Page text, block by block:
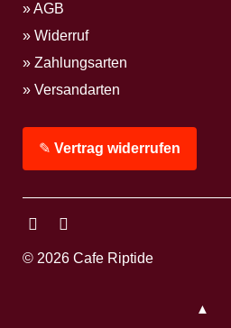
AGB
Widerruf
Zahlungsarten
Versandarten
✎ Vertrag widerrufen
FacebookInstagram
© 2026 Cafe Riptide